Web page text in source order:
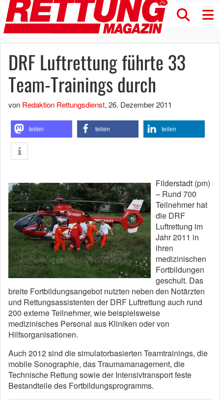
DRF Luftrettung führte 33
Team-Trainings durch
von Redaktion Rettungsdienst, 26. Dezember 2011
teilen teilen teilen
Filderstadt (pm)
– Rund 700
Teilnehmer hat
die DRF
Luftrettung im
Jahr 2011 in
ihren
medizinischen
Fortbildungen
geschult. Das
breite Fortbildungsangebot nutzten neben den Notärzten
und Rettungsassistenten der DRF Luftrettung auch rund
200 externe Teilnehmer, wie beispielsweise
medizinisches Personal aus Kliniken oder von
Hilfsorganisationen.
Auch 2012 sind die simulatorbasierten Teamtrainings, die
mobile Sonographie, das Traumamanagement, die
Technische Rettung sowie der Intensivtransport feste
Bestandteile des Fortbildungsprogramms.